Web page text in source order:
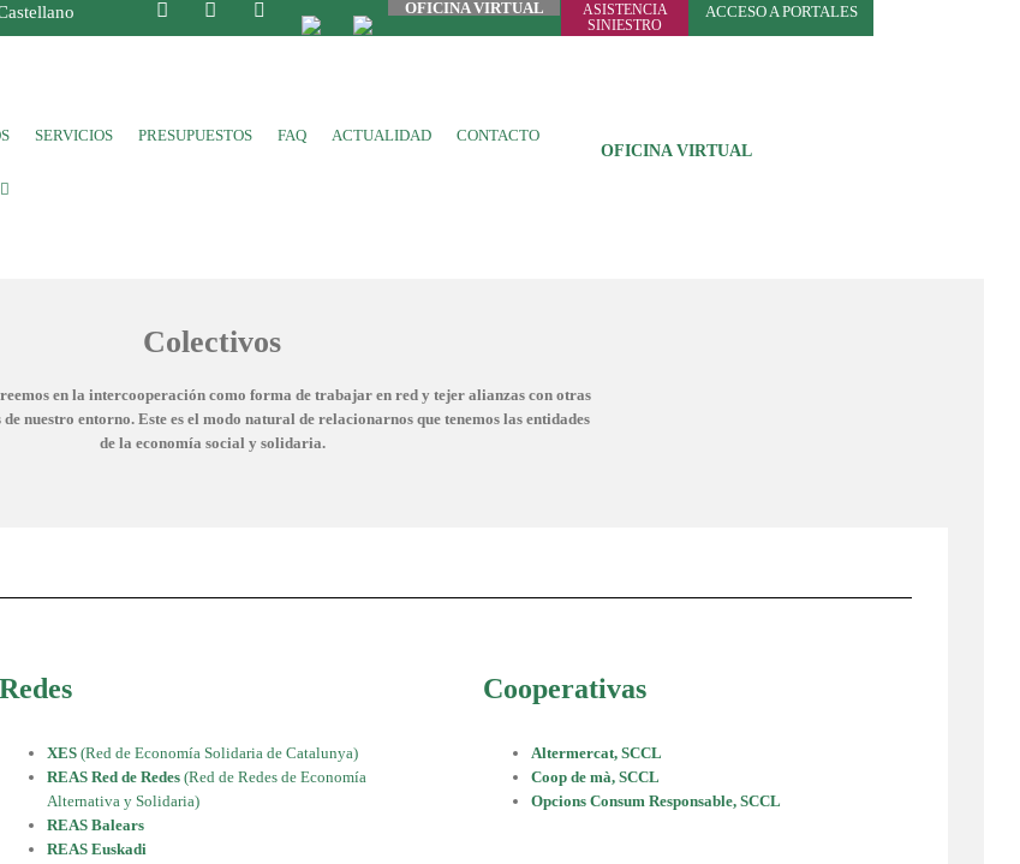
OFICINA VIRTUAL
ASISTENCIA
SINIESTRO
ACCESO A PORTALES
SERVICIOS PRESUPUESTOS FAQ ACTUALIDAD
CONTACTO
OFICINA VIRTUAL
Colectivos
en la intercooperación como forma de trabajar en red y tejer alianzas con otras
nuestro entorno. Este es el modo natural de relacionarnos que tenemos las entidades
de la economía social y solidaria.
Redes
XES(Red de Economía Solidaria de Catalunya)
REAS Red de Redes(Red de Redes de Economía
Alternativa y Solidaria)
REAS Balears
REAS Euskadi
Cooperativas
Altermercat, SCCL
Coop de mà, SCCL
Opcions Consum Responsable, SCCL